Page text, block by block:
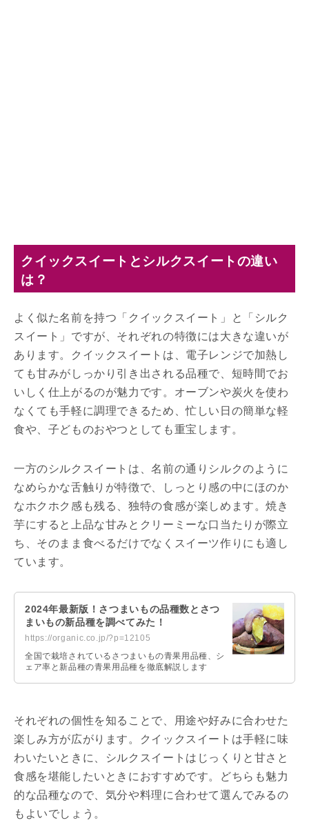
クイックスイートとシルクスイートの違い
は？
よく似た名前を持つ「クイックスイート」と「シルク
スイート」ですが、それぞれの特徴には大きな違いが
あります。クイックスイートは、電子レンジで加熱し
ても甘みがしっかり引き出される品種で、短時間でお
いしく仕上がるのが魅力です。オーブンや炭火を使わ
なくても手軽に調理できるため、忙しい日の簡単な軽
食や、子どものおやつとしても重宝します。
一方のシルクスイートは、名前の通りシルクのように
なめらかな舌触りが特徴で、しっとり感の中にほのか
なホクホク感も残る、独特の食感が楽しめます。焼き
芋にすると上品な甘みとクリーミーな口当たりが際立
ち、そのまま食べるだけでなくスイーツ作りにも適し
ています。
2024年最新版！さつまいもの品種数とさつ
まいもの新品種を調べてみた！
https://organic.co.jp/?p=12105
全国で栽培されているさつまいもの青果用品種、シ
ェア率と新品種の青果用品種を徹底解説します
それぞれの個性を知ることで、用途や好みに合わせた
楽しみ方が広がります。クイックスイートは手軽に味
わいたいときに、シルクスイートはじっくりと甘さと
食感を堪能したいときにおすすめです。どちらも魅力
的な品種なので、気分や料理に合わせて選んでみるの
もよいでしょう。